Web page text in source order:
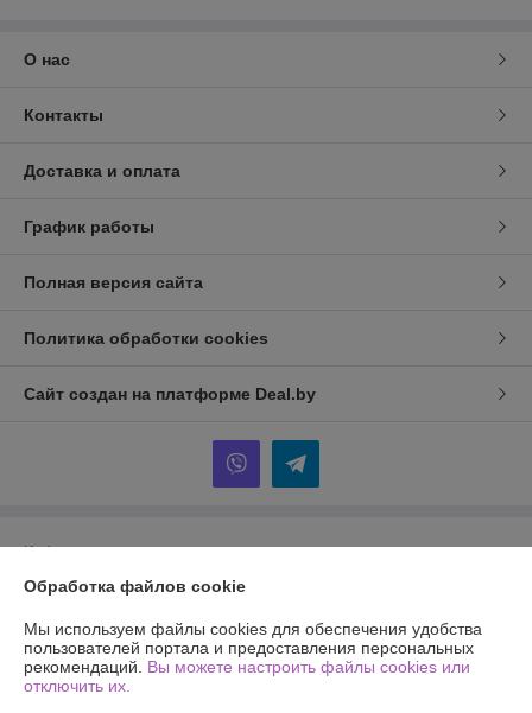
О нас
Контакты
Доставка и оплата
График работы
Полная версия сайта
Политика обработки cookies
Сайт создан на платформе Deal.by
Информация для покупателя
Индивидуальный предприниматель:
Минская обл., г. Борисов, ул. Полка Нормандия-Неман д.170. кв.61
Регистрационный номер ЕГР: 693193515
Обработка файлов cookie
Мы используем файлы cookies для обеспечения удобства
пользователей портала и предоставления персональных
рекомендаций. Вы можете настроить файлы cookies или
отключить их.